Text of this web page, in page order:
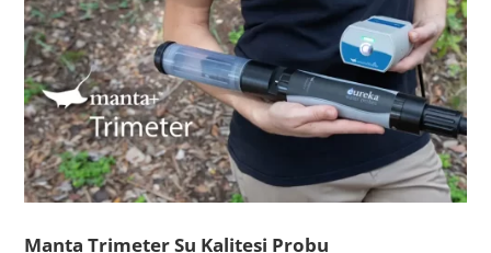
Manta Trimeter Su Kalitesi Probu